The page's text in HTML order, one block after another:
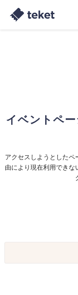
イベントペ
アクセスしようとした
由により現在利用でき